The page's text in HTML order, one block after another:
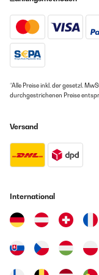
*Alle Preise inkl. der gesetzl.
durchgestrichenen Preise
Versand
International